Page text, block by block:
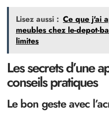
Lisez aussi : Ce que j'ai
meubles chez le-depot-
limites
Les secrets d’une
conseils pratiques
Le bon geste avec